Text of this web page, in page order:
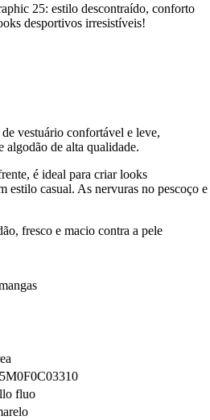
25: estilo descontraído, conforto
desportivos irresistíveis!
vestuário confortável e leve,
algodão de alta qualidade.
é ideal para criar looks
estilo casual. As nervuras no pescoço e
fresco e macio contra a pele
fluo